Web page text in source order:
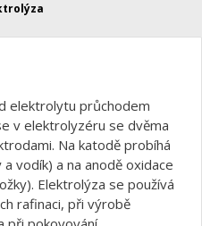
elektrolytu průchodem
v elektrolyzéru se dvěma
Na katodě probíhá
vodík) a na anodě oxidace
Elektrolýza se používá
rafinaci, při výrobě